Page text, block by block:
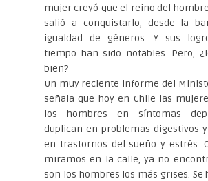
mujer creyó que el reino del
salió a conquistarlo, desde la
igualdad de géneros. Y sus
tiempo han sido notables. Pero,
bien?
Un muy reciente informe del
señala que hoy en Chile las
los hombres en síntomas
duplican en problemas digestivos
en trastornos del sueño y estrés.
miramos en la calle, ya no
son los hombres los más grises. Se